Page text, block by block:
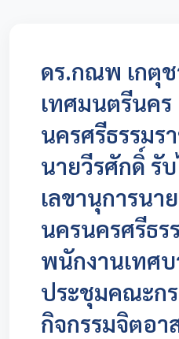
ดร.กณพ เกตุ
เทศมนตรีนคร
นครศรีธรรมร
นายวีรศักดิ์ รั
เลขานุการนา
นครนครศรีธร
พนักงานเทศบ
ประชุมคณะก
กิจกรรมจิตอา